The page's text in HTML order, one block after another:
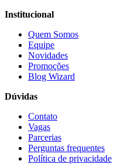
Institucional
Quem Somos
Equipe
Novidades
Promoções
Blog Wizard
Dúvidas
Contato
Vagas
Parcerias
Perguntas frequentes
Política de privacidade